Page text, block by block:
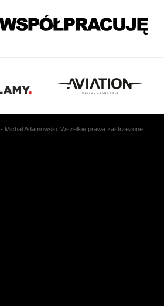
- Michał Adamowski. Wszelkie prawa zastrzeżone.